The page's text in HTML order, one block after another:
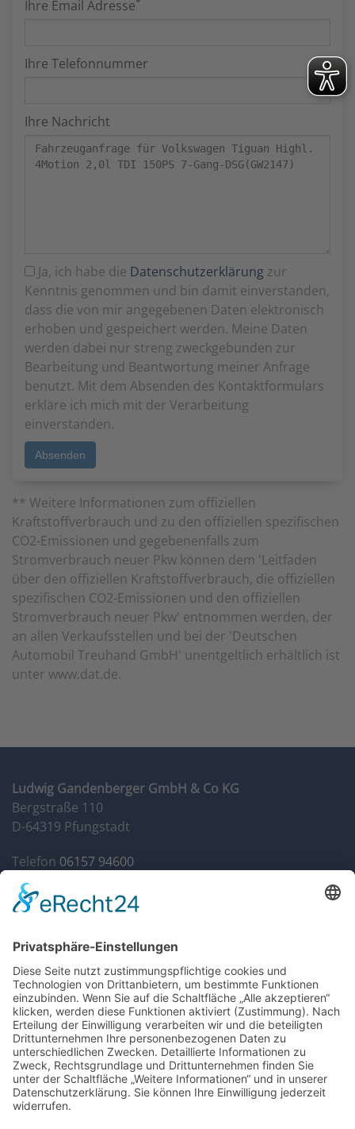
Ihre Email Adresse
Ihre Telefonnummer
Ihre Nachricht
Ja, ich habe die Datenschutzerklärung zur
Kenntnis genommen und bin damit einverstanden,
dass die von mir angegebenen Daten elektronisch
erhoben und gespeichert werden. Meine Daten
werden dabei nur streng zweckgebunden zur
Bearbeitung und Beantwortung meiner Anfrage
benutzt. Mit dem Absenden des Kontaktformulars
erkläre ich mich mit der Verarbeitung
einverstanden.
** Weitere Informationen zum offiziellen
Kraftstoffverbrauch und zu den offiziellen spezifischen
CO2-Emissionen und gegebenenfalls zum
Stromverbrauch neuer Pkw können dem 'Leitfaden
über den offiziellen Kraftstoffverbrauch, die offiziellen
spezifischen CO2-Emissionen und den offiziellen
Stromverbrauch neuer Pkw' entnommen werden, der
an allen Verkaufsstellen und bei der 'Deutschen
Automobil Treuhand GmbH' unentgeltlich erhältlich ist
unter www.dat.de.
Ludwig Gandenberger GmbH & Co KG
Bergstraße 110
D-64319 Pfungstadt
Telefon 06157 94600
Fax 06157 946014
info@autohaus-gandenberger.de
Geschäftszeiten
Mo. bis Do. 7:30 bis 18:00
Fr. 7:30 bis 17:00
Sa. 9:00 bis 12:00